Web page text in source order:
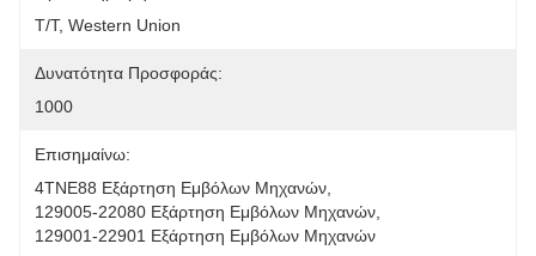
T/T, Western Union
Δυνατότητα Προσφοράς:
1000
Επισημαίνω:
4TNE88 Εξάρτηση Εμβόλων Μηχανών
129005-22080 Εξάρτηση Εμβόλων Μηχανών
129001-22901 Εξάρτηση Εμβόλων Μηχανών